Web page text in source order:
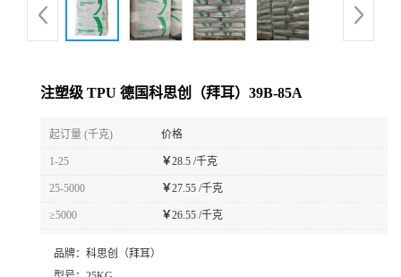
注塑级 TPU 德国科思创（拜耳）39B-85A
起订量 (千克) 价格
1-25 ￥28.5 /千克
25-5000 ￥27.55 /千克
≥5000 ￥26.55 /千克
品牌： 科思创（拜耳）